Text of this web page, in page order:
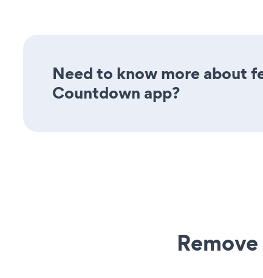
Need to know more about
Countdown app?